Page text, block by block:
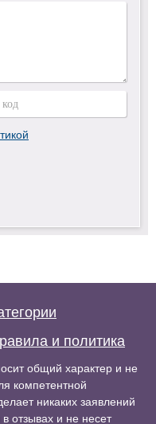
и политика
общий характер и не
компетентной
никаких заявлений
отзывах и не несет